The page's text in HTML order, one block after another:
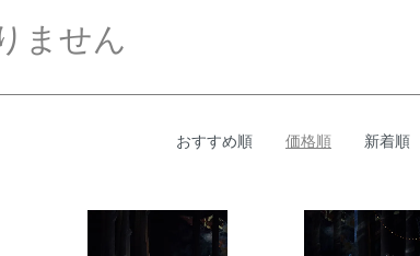
ません
おすすめ順 価格順 新着順